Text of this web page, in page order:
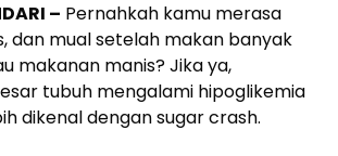
– Pernahkah kamu merasa
dan mual setelah makan banyak
makanan manis? Jika ya,
tubuh mengalami hipoglikemia
dikenal dengan sugar crash.